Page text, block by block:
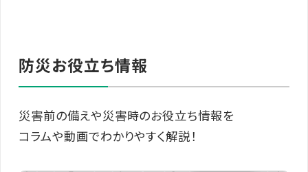
防災お役立ち情報
災害前の備えや災害時のお役立ち情報を
コラムや動画でわかりやすく解説！